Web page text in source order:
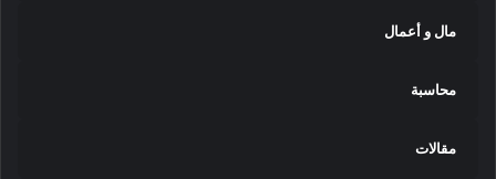
مال و أعمال
محاسبة
مقالات